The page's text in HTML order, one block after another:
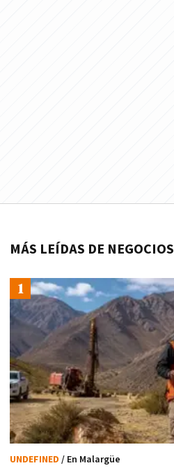
MÁS LEÍDAS DE NEGOCIOS
UNDEFINED / En Malargüe